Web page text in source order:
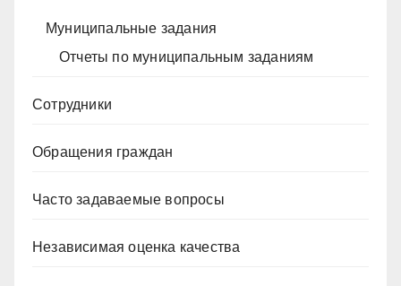
Муниципальные задания
Отчеты по муниципальным заданиям
Сотрудники
Обращения граждан
Часто задаваемые вопросы
Независимая оценка качества